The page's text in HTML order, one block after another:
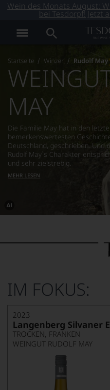
Wein des Monats August:
bei Tesdorpf! Jetzt
Startseite Winzer Rudolf May
Dieses
von
MAY
Die Familie May hat in den
bemerkenswertesten
Deutschland, geschrieben. Und
Rudolf May`s Charakter
und sehr zielstrebig.
MEHR LESEN
IM FOKUS:
2023
Langenberg Silvaner
TROCKEN, FRANKEN
WEINGUT RUDOLF MAY